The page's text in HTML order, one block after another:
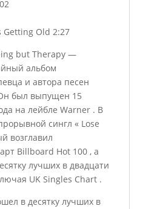
Getting Old 2:27
but Therapy —
альбом
и автора песен
был выпущен 15
на лейбле Warner . В
сингл « Lose
возглавил
Billboard Hot 100 , а
лучших в двадцати
UK Singles Chart .
в десятку лучших в